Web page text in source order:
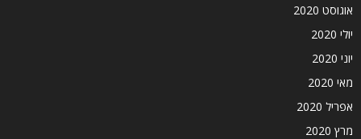
אוגוסט 2020
יולי 2020
יוני 2020
מאי 2020
אפריל 2020
מרץ 2020